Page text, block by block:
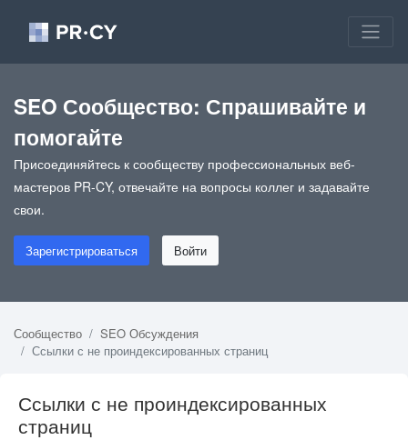
SEO Сообщество: Спрашивайте и
помогайте
Присоединяйтесь к сообществу профессиональных веб-
мастеров PR-CY, отвечайте на вопросы коллег и задавайте
свои.
Зарегистрироваться Войти
Сообщество
SEO Обсуждения
Ссылки с не проиндексированных страниц
Ссылки с не проиндексированных
страниц